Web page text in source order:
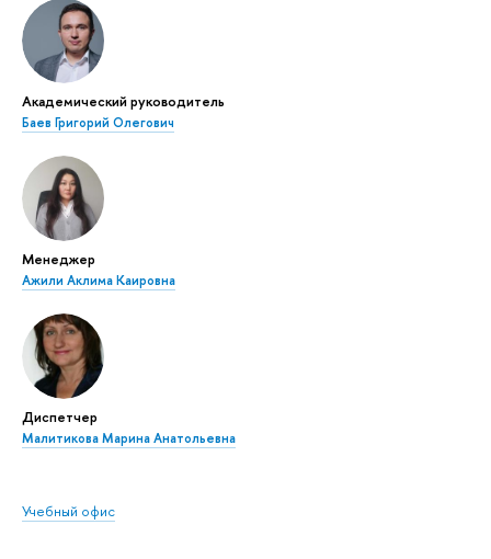
Академический руководитель
Баев Григорий Олегович
Менеджер
Ажили Аклима Каировна
Диспетчер
Малитикова Марина Анатольевна
Учебный офис